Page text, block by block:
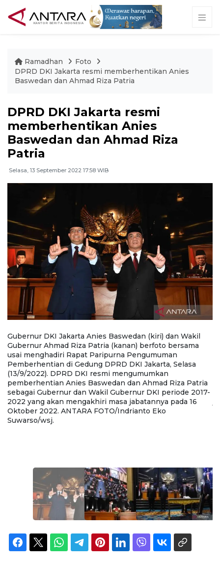
Ramadhan
Foto
DPRD DKI Jakarta resmi memberhentikan Anies
Baswedan dan Ahmad Riza Patria
DPRD DKI Jakarta resmi
memberhentikan Anies
Baswedan dan Ahmad Riza
Patria
Selasa, 13 September 2022 17:58 WIB
Gubernur DKI Jakarta Anies Baswedan (kiri) dan Wakil
Gubernur Ahmad Riza Patria (kanan) berfoto bersama
usai menghadiri Rapat Paripurna Pengumuman
Pemberhentian di Gedung DPRD DKI Jakarta, Selasa
(13/9/2022). DPRD DKI resmi mengumumkan
pemberhentian Anies Baswedan dan Ahmad Riza Patria
sebagai Gubernur dan Wakil Gubernur DKI periode 2017-
2022 yang akan mengakhiri masa jabatannya pada 16
Oktober 2022. ANTARA FOTO/Indrianto Eko
Suwarso/wsj.